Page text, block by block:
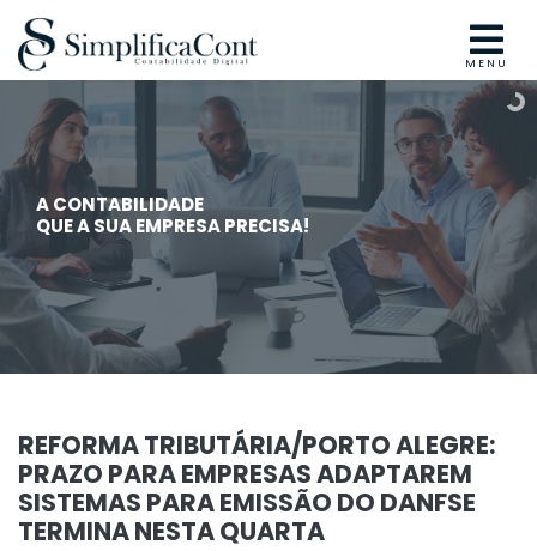
MENU
A CONTABILIDADE
QUE A SUA EMPRESA PRECISA!
REFORMA TRIBUTÁRIA/PORTO ALEGRE:
PRAZO PARA EMPRESAS ADAPTAREM
SISTEMAS PARA EMISSÃO DO DANFSE
TERMINA NESTA QUARTA